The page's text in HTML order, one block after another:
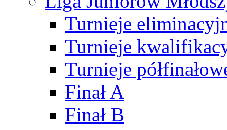
Turnieje
Turnieje
Turnieje
Finał A
Finał B